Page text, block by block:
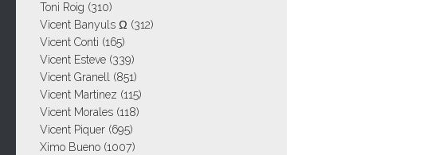
Toni Roig (310)
Vicent Banyuls Ω (312)
Vicent Conti (165)
Vicent Esteve (339)
Vicent Granell (851)
Vicent Martinez (115)
Vicent Morales (118)
Vicent Piquer (695)
Ximo Bueno (1007)